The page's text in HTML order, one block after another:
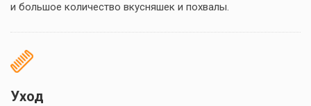
и большое количество вкусняшек и похвалы.
Уход